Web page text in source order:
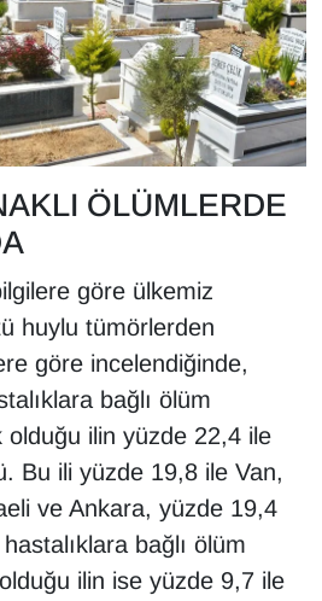
ÖLÜMLERDE
göre ülkemiz
huylu tümörlerden
göre incelendiğinde,
bağlı ölüm
olduğu ilin yüzde 22,4 ile
Bu ili yüzde 19,8 ile Van,
ve Ankara, yüzde 19,4
bağlı ölüm
ilin ise yüzde 9,7 ile